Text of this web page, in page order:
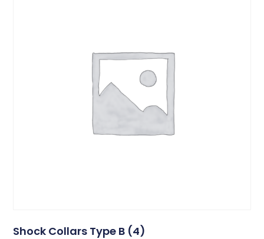
Shock Collars Type B (4)